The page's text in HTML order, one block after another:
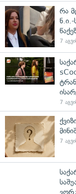
რა
ნ.ი.-
7
7
7